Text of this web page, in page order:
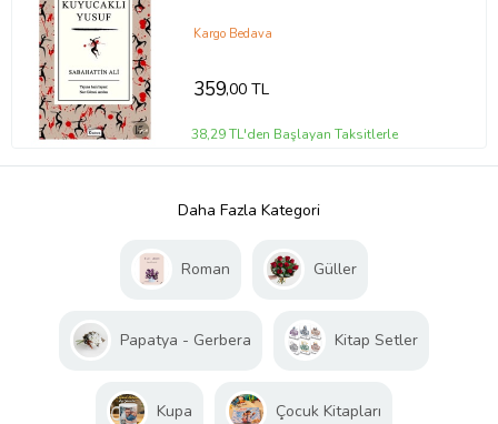
Kargo Bedava
359,00 TL
38,29 TL'den Başlayan Taksitlerle
Daha Fazla Kategori
Roman Güller
Papatya - Gerbera Kitap Setler
Kupa Çocuk Kitapları